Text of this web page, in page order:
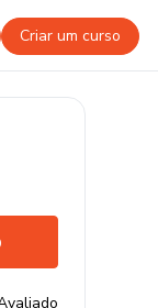
Criar um curso